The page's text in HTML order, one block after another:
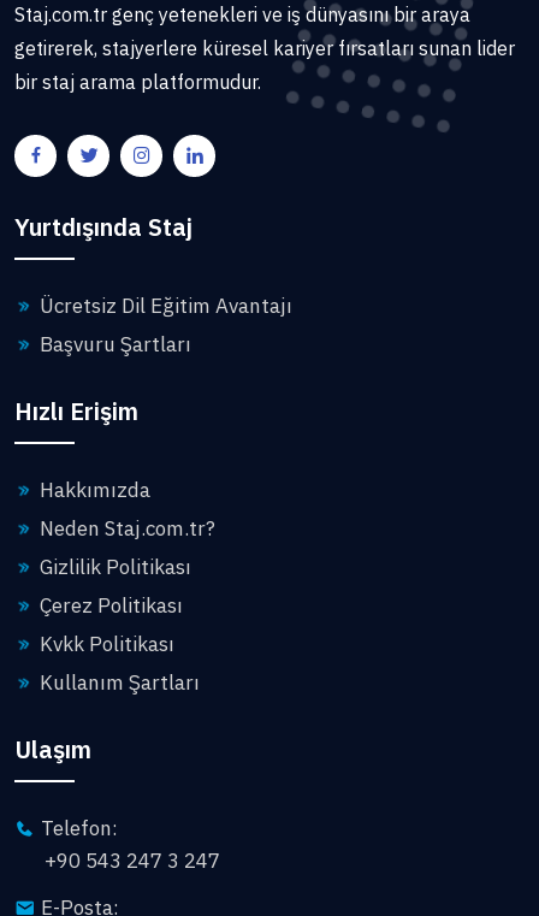
Staj.com.tr genç yetenekleri ve iş dünyasını bir araya
getirerek, stajyerlere küresel kariyer fırsatları sunan lider
bir staj arama platformudur.
Yurtdışında Staj
Ücretsiz Dil Eğitim Avantajı
Başvuru Şartları
Hızlı Erişim
Hakkımızda
Neden Staj.com.tr?
Gizlilik Politikası
Çerez Politikası
Kvkk Politikası
Kullanım Şartları
Ulaşım
Telefon:
+90 543 247 3 247
E-Posta: